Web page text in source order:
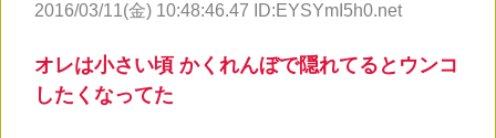
2016/03/11(金) 10:48:46.47 ID:EYSYmI5h0.net
オレは小さい頃 かくれんぼで隠れてるとウンコ
したくなってた